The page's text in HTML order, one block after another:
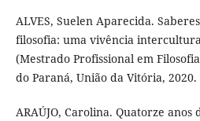
ALVES, Suelen Aparecida.
filosofia: uma vivência
(Mestrado Profissional em
do Paraná, União da Vitória, 2020.
ARAÚJO, Carolina. Quatorze anos